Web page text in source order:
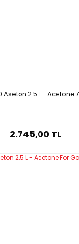
Aseton 2.5 L - Acetone
2.745,00 TL